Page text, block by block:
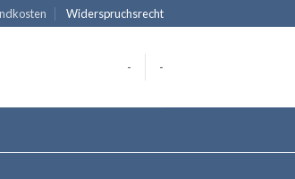
Widerspruchsrecht
- -